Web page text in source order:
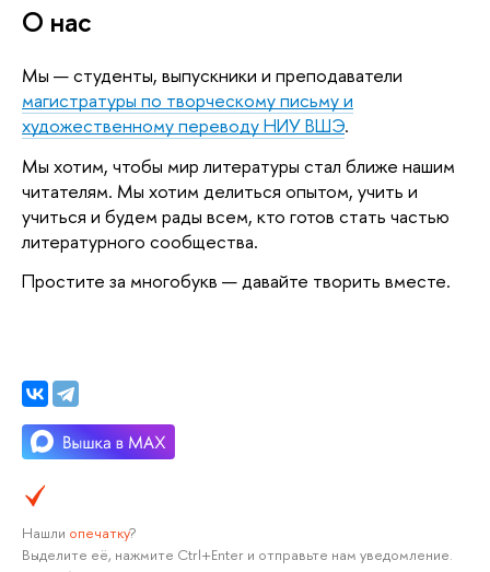
О нас
Мы — студенты, выпускники и преподаватели
магистратуры по творческому письму и
художественному переводу НИУ ВШЭ.
Мы хотим, чтобы мир литературы стал ближе нашим
читателям. Мы хотим делиться опытом, учить и
учиться и будем рады всем, кто готов стать частью
литературного сообщества.
Простите за многобукв — давайте творить вместе.
Нашли опечатку?
Выделите её, нажмите Ctrl+Enter и отправьте нам уведомление.